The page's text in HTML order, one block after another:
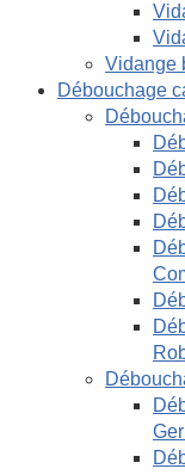
Vidange
Débouchage